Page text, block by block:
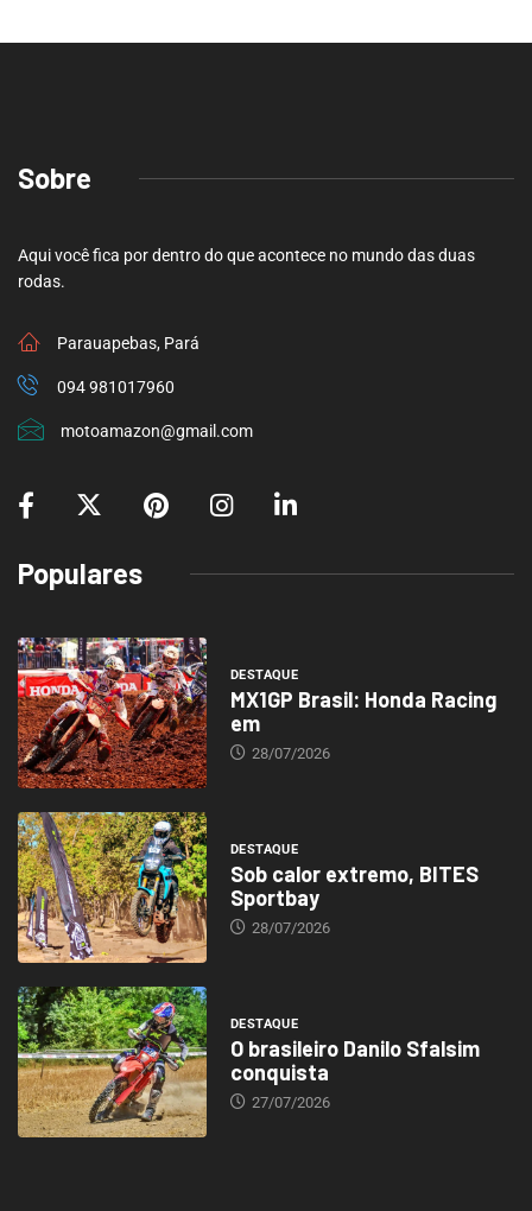
Sobre
Aqui você fica por dentro do que acontece no mundo das duas
rodas.
Parauapebas, Pará
094 981017960
motoamazon@gmail.com
Populares
DESTAQUE
MX1GP Brasil: Honda Racing
em
28/07/2026
DESTAQUE
Sob calor extremo, BITES
Sportbay
28/07/2026
DESTAQUE
O brasileiro Danilo Sfalsim
conquista
27/07/2026